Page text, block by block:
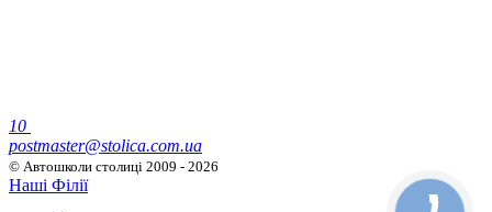
10
postmaster@stolica.com.ua
© Автошколи столиці 2009 - 2026
Наші Філії